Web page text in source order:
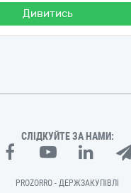
Дивитись
СЛІДКУЙТЕ ЗА НАМИ:
PROZORRO - ДЕРЖЗАКУПІВЛІ